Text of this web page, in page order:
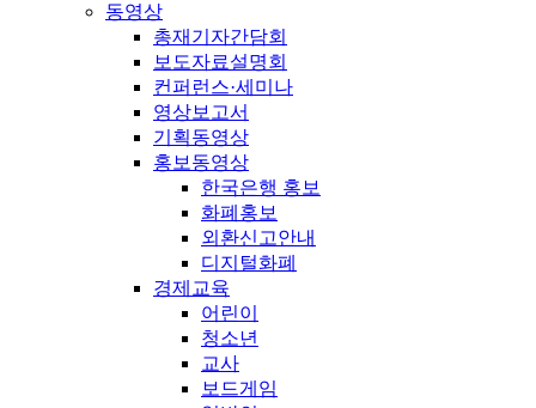
동영상
총재기자간담회
보도자료설명회
컨퍼런스·세미나
영상보고서
기획동영상
홍보동영상
한국은행 홍보
화폐홍보
외환신고안내
디지털화폐
경제교육
어린이
청소년
교사
보드게임